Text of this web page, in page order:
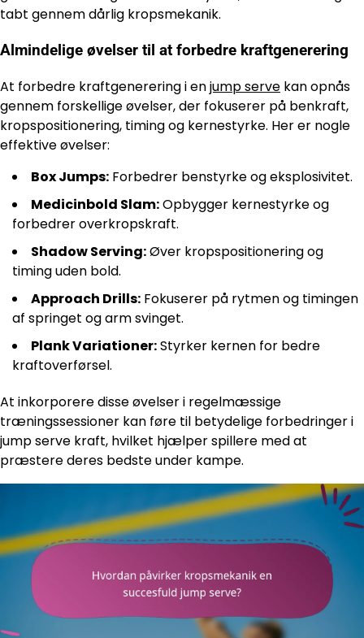
tabt gennem dårlig kropsmekanik.
Almindelige øvelser til at forbedre kraftgenerering
At forbedre kraftgenerering i enjump serve kan opnås
gennem forskellige øvelser, der fokuserer på benkraft,
kropspositionering, timing og kernestyrke. Her er nogle
effektive øvelser:
Box Jumps: Forbedrer benstyrke og eksplosivitet.
Medicinbold Slam:Opbygger kernestyrke og
forbedrer overkropskraft.
Shadow Serving:Øver kropspositionering og
timing uden bold.
Approach Drills: Fokuserer på rytmen og timingen
af springet og arm svinget.
Plank Variationer:Styrker kernen for bedre
kraftoverførsel.
At inkorporere disse øvelser i regelmæssige
træningssessioner kan føre til betydelige forbedringer i
jump serve kraft, hvilket hjælper spillere med at
præstere deres bedste under kampe.